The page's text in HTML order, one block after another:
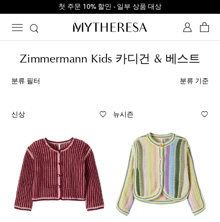
첫 주문 10% 할인 - 일부 상품 대상
Zimmermann Kids 카디건 & 베스트
분류 필터 분류 기준
신상 뉴시즌